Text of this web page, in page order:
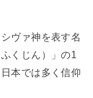
ヴァ神を表す名
くじん）」の1
本では多く信仰